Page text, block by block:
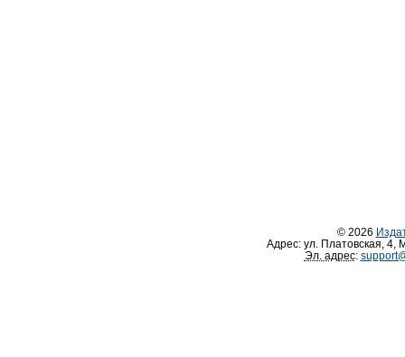
© 2026
Адрес: ул. Платовская, 4
Эл. адрес: